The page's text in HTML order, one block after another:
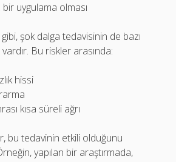
bir uygulama olması
şok dalga tedavisinin de bazı
Bu riskler arasında:
hissi
kısa süreli ağrı
bu tedavinin etkili olduğunu
yapılan bir araştırmada,